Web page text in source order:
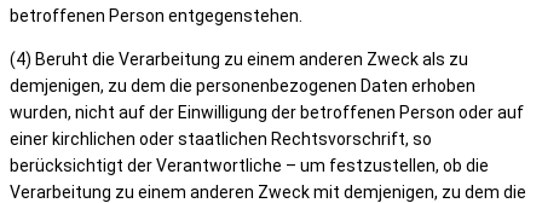
betroffenen Person entgegenstehen.
(4) Beruht die Verarbeitung zu einem anderen Zweck als zu
demjenigen, zu dem die personenbezogenen Daten erhoben
wurden, nicht auf der Einwilligung der betroffenen Person oder auf
einer kirchlichen oder staatlichen Rechtsvorschrift, so
berücksichtigt der Verantwortliche – um festzustellen, ob die
Verarbeitung zu einem anderen Zweck mit demjenigen, zu dem die